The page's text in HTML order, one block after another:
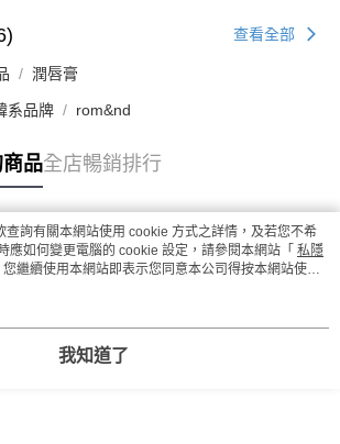
查看全部
潤唇膏
系品牌 rom&nd
品全店暢銷排行
查詢有關本網站使用 cookie 方式之詳情，及若您不希
應如何變更電腦的 cookie 設定，請參閱本網站「 私隱
繼續使用本網站即表示您同意本公司得按本網站使用
。
我知道了